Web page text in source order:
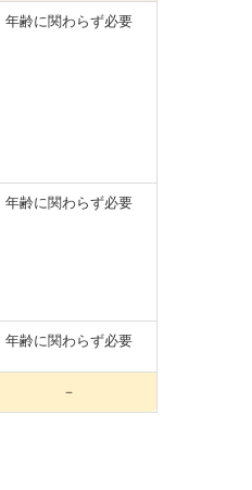
年齢に関わらず必要
年齢に関わらず必要
年齢に関わらず必要
－